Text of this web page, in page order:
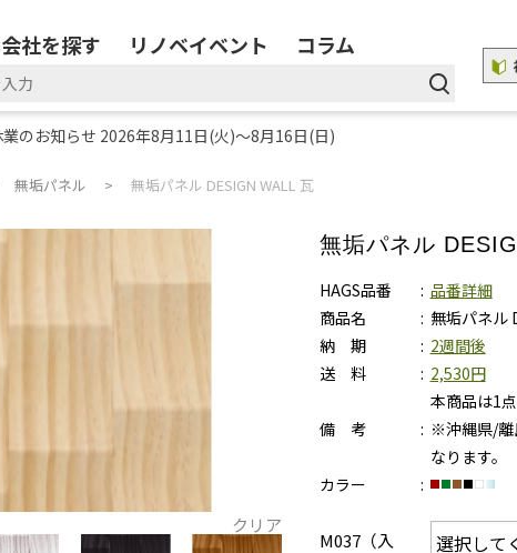
社を探す リノベイベント コラム
業のお知らせ 2026年8月11日(火)～8月16日(日)
無垢パネル 無垢パネル DESIGN WALL 瓦
クリア
無垢パネル
HAGS品番
品番詳細
商品名
無垢パネル
納 期
2週間後
送 料
2,530円
本商品は1
備 考
※沖縄県/離
なります。
カラー
M037（入